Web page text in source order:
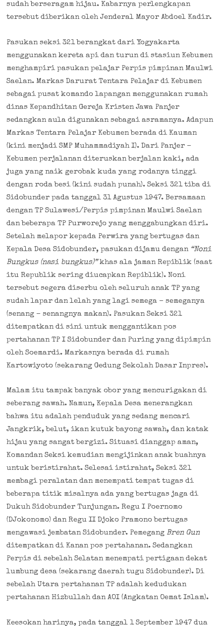
sudah berseragam hijau. Kabarnya perlengkapan
tersebut diberikan oleh Jenderal Mayor Abdoel Kadir.
Pasukan seksi 321 berangkat dari Yogyakarta
menggunakan kereta api dan turun di stasiun Kebumen
menghampiri pasukan pelajar Perpis pimpinan Maulwi
Saelan. Markas Darurat Tentara Pelajar di Kebumen
sebagai pusat komando lapangan menggunakan rumah
dinas Kepandhitan Gereja Kristen Jawa Panjer
sedangkan aula digunakan sebagai asramanya. Adapun
Markas Tentara Pelajar Kebumen berada di Kauman
(kini menjadi SMP Muhammadiyah I). Dari Panjer –
Kebumen perjalanan diteruskan berjalan kaki, ada
juga yang naik gerobak kuda yang rodanya tinggi
dengan roda besi (kini sudah punah). Seksi 321 tiba di
Sidobunder pada tanggal 31 Agustus 1947. Bersamaan
dengan TP Sulawesi/Perpis pimpinan Maulwi Saelan
dan beberapa TP Purworejo yang menggabungkan diri.
Setelah melapor kepada Perwira yang bertugas dan
Kepala Desa Sidobunder, pasukan dijamu dengan “Noni
Bungkus (nasi bungkus)”khas ala jaman Repiblik (saat
itu Republik sering diucapkan Repiblik). Noni
tersebut segera diserbu oleh seluruh anak TP yang
sudah lapar dan lelah yang lagi semega – semeganya
(senang – senangnya makan). Pasukan Seksi 321
ditempatkan di sini untuk menggantikan pos
pertahanan TP I Sidobunder dan Puring yang dipimpin
oleh Soemardi. Markasnya berada di rumah
Kartowiyoto (sekarang Gedung Sekolah Dasar Inpres).
Malam itu tampak banyak obor yang mencurigakan di
seberang sawah. Namun, Kepala Desa menerangkan
bahwa itu adalah penduduk yang sedang mencari
Jangkrik, belut, ikan kutuk bayong sawah, dan katak
hijau yang sangat bergizi. Situasi dianggap aman,
Komandan Seksi kemudian mengijinkan anak buahnya
untuk beristirahat. Selesai istirahat, Seksi 321
membagi peralatan dan menempati tempat tugas di
beberapa titik misalnya ada yang bertugas jaga di
Dukuh Sidobunder Tunjungan. Regu I Poernomo
(DJokonomo) dan Regu II Djoko Pramono bertugas
mengawasi jembatan Sidobunder. Pemegang Bren Gun
ditempatkan di Kanan pos pertahanan. Sedangkan
Perpis di sebelah Selatan menempati pertigaan dekat
lumbung desa (sekarang daerah tugu Sidobunder). Di
sebelah Utara pertahanan TP adalah kedudukan
pertahanan Hizbullah dan AOI (Angkatan Oemat Islam).
Keesokan harinya, pada tanggal 1 September 1947 dua